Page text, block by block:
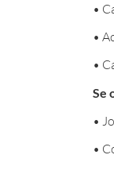
•
•
•
Se
•
•